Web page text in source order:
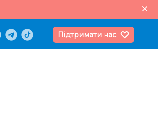
Підтримати нас